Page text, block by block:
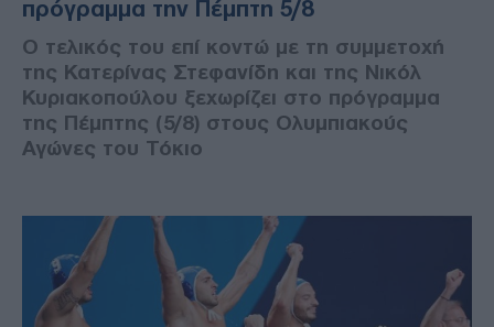
πρόγραμμα την Πέμπτη 5/8
Ο τελικός του επί κοντώ με τη συμμετοχή
της Κατερίνας Στεφανίδη και της Νικόλ
Κυριακοπούλου ξεχωρίζει στο πρόγραμμα
της Πέμπτης (5/8) στους Ολυμπιακούς
Αγώνες του Τόκιο